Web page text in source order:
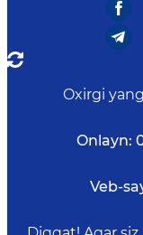
Oxirgi
Onlayn:
Veb-